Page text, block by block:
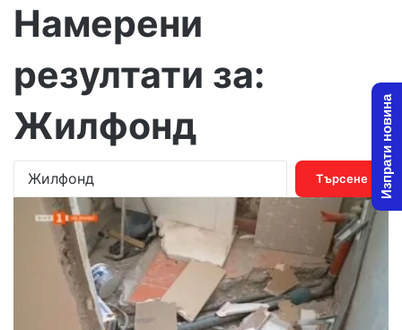
Намерени
резултати за:
Жилфонд
Т
ъ
р
н
е
з
а
Изпрати новина